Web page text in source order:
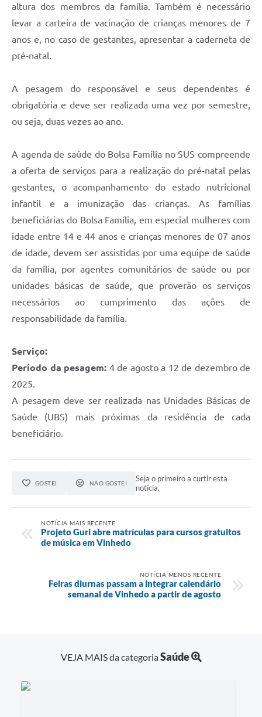
Contas Públicas
Legislação
Links Úteis
altura dos membros da família. Também é necessário
levar a carteira de vacinação de crianças menores de 7
anos e, no caso de gestantes, apresentar a caderneta de
pré-natal.
A pesagem do responsável e seus dependentes é
obrigatória e deve ser realizada uma vez por semestre,
ou seja, duas vezes ao ano.
A agenda de saúde do Bolsa Família no SUS compreende
a oferta de serviços para a realização do pré-natal pelas
gestantes, o acompanhamento do estado nutricional
infantil e a imunização das crianças. As famílias
beneficiárias do Bolsa Família, em especial mulheres com
idade entre 14 e 44 anos e crianças menores de 07 anos
de idade, devem ser assistidas por uma equipe de saúde
da família, por agentes comunitários de saúde ou por
unidades básicas de saúde, que proverão os serviços
necessários ao cumprimento das ações de
responsabilidade da família.
Serviço:
Período da pesagem: 4 de agosto a 12 de dezembro de
2025.
A pesagem deve ser realizada nas Unidades Básicas de
Saúde (UBS) mais próximas da residência de cada
beneficiário.
GOSTEI NÃO GOSTEI
Seja o primeiro a curtir esta
notícia.
NOTÍCIA MAIS RECENTE
Projeto Guri abre matrículas para cursos gratuitos
de música em Vinhedo
NOTÍCIA MENOS RECENTE
Feiras diurnas passam a integrar calendário
semanal de Vinhedo a partir de agosto
VEJA MAIS da categoriaSaúde